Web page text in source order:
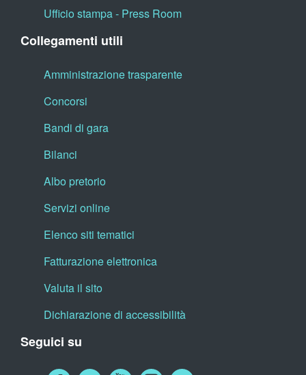
Ufficio stampa - Press Room
Collegamenti utili
Amministrazione trasparente
Concorsi
Bandi di gara
Bilanci
Albo pretorio
Servizi online
Elenco siti tematici
Fatturazione elettronica
Valuta il sito
Dichiarazione di accessibilità
Seguici su